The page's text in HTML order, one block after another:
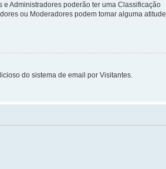
Administradores poderão ter uma Classificação
ou Moderadores podem tomar alguma atitude
do sistema de email por Visitantes.